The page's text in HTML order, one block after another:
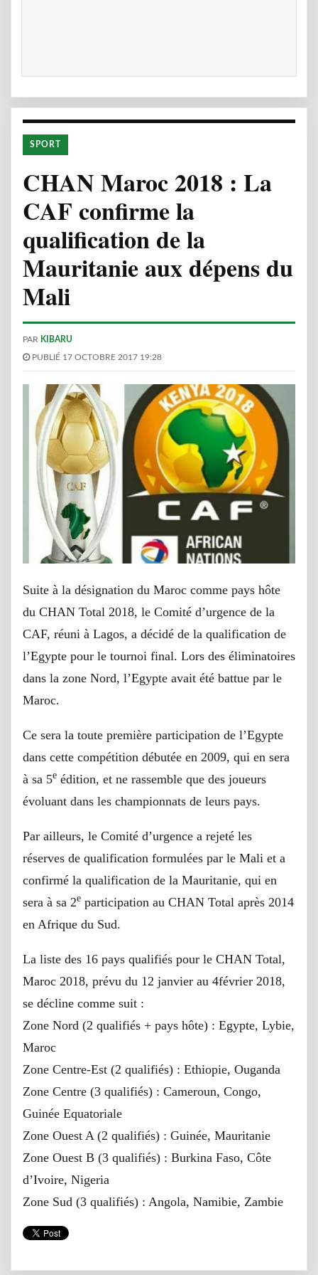
SPORT
CHAN Maroc 2018 : La
CAF confirme la
qualification de la
Mauritanie aux dépens du
Mali
PAR KIBARU
PUBLIÉ 17 OCTOBRE 2017 19:28
Suite à la désignation du Maroc comme pays hôte
du CHAN Total 2018, le Comité d’urgence de la
CAF, réuni à Lagos, a décidé de la qualification de
l’Egypte pour le tournoi final. Lors des éliminatoires
dans la zone Nord, l’Egypte avait été battue par le
Maroc.
Ce sera la toute première participation de l’Egypte
dans cette compétition débutée en 2009, qui en sera
à sa 5e édition, et ne rassemble que des joueurs
évoluant dans les championnats de leurs pays.
Par ailleurs, le Comité d’urgence a rejeté les
réserves de qualification formulées par le Mali et a
confirmé la qualification de la Mauritanie, qui en
sera à sa 2e participation au CHAN Total après 2014
en Afrique du Sud.
La liste des 16 pays qualifiés pour le CHAN Total,
Maroc 2018, prévu du 12 janvier au 4février 2018,
se décline comme suit :
Zone Nord (2 qualifiés + pays hôte) : Egypte, Lybie,
Maroc
Zone Centre-Est (2 qualifiés) : Ethiopie, Ouganda
Zone Centre (3 qualifiés) : Cameroun, Congo,
Guinée Equatoriale
Zone Ouest A (2 qualifiés) : Guinée, Mauritanie
Zone Ouest B (3 qualifiés) : Burkina Faso, Côte
d’Ivoire, Nigeria
Zone Sud (3 qualifiés) : Angola, Namibie, Zambie